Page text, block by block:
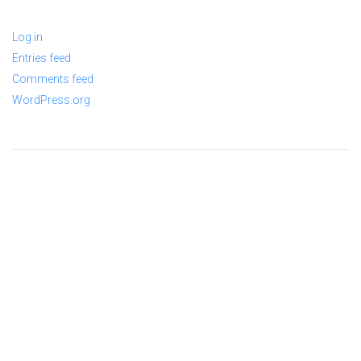
Log in
Entries feed
Comments feed
WordPress.org